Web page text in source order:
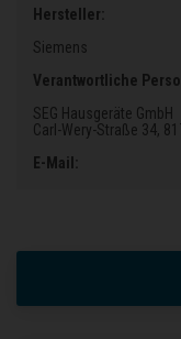
Hersteller:
Siemens
Verantwortliche
SEG Hausgeräte GmbH
Carl-Wery-Straße 34,
E-Mail: